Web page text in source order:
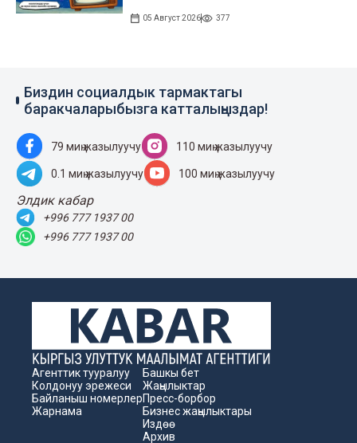
05 Август 2026 377
Биздин социалдык тармактагы
баракчаларыбызга катталыңыздар!
79 миң жазылуучу 110 миң жазылуучу
0.1 миң жазылуучу 100 миң жазылуучу
Элдик кабар
+996 777 1937 00
+996 777 1937 00
Агенттик тууралуу
Колдонуу эрежеси
Байланыш номерлер
Жарнама
Башкы бет
Жаңылыктар
Пресс-борбор
Бизнес жаңылыктары
Издөө
Архив